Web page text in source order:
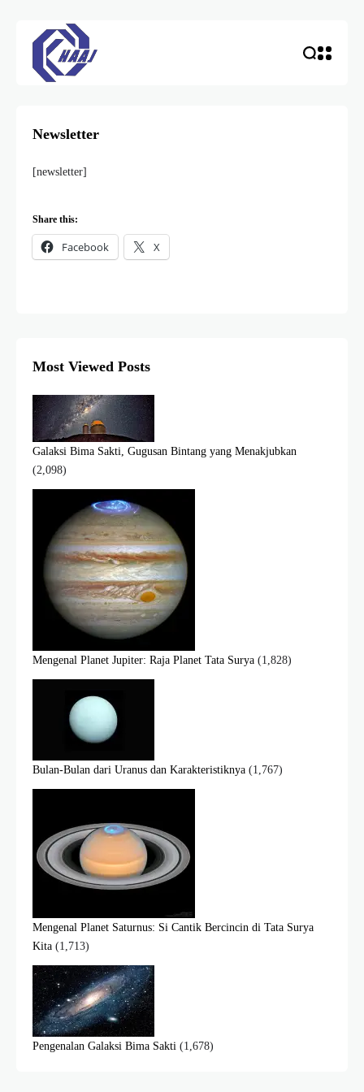
Newsletter
[newsletter]
Share this:
Facebook X
Most Viewed Posts
Galaksi Bima Sakti, Gugusan Bintang yang Menakjubkan
(2,098)
Mengenal Planet Jupiter: Raja Planet Tata Surya (1,828)
Bulan-Bulan dari Uranus dan Karakteristiknya (1,767)
Mengenal Planet Saturnus: Si Cantik Bercincin di Tata Surya
Kita (1,713)
Pengenalan Galaksi Bima Sakti (1,678)